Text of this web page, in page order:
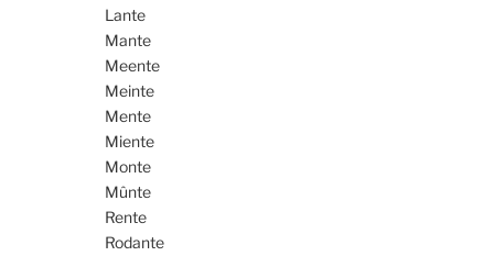
Lante
Mante
Meente
Meinte
Mente
Miente
Monte
Mûnte
Rente
Rodante